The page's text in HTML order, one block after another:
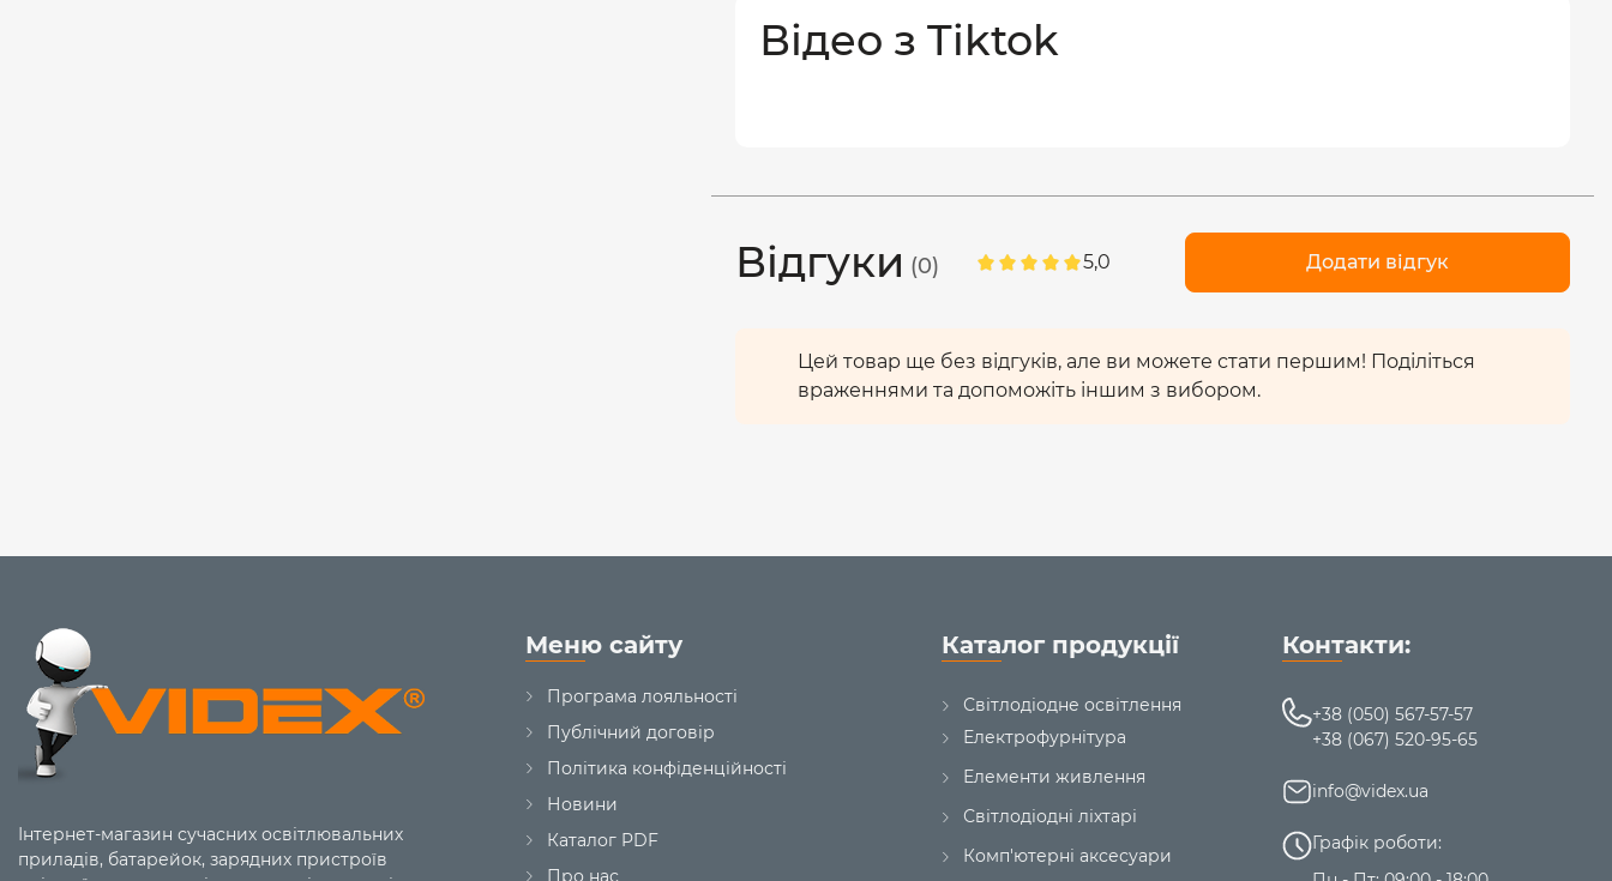
Відео з Tiktok
Відгуки (0) 5,0 Додати відгук
Цей товар ще без відгуків, але ви можете стати першим! Поділіться
враженнями та допоможіть іншим з вибором.
Інтернет-магазин сучасних освітлювальних
приладів, батарейок, зарядних пристроїв
Меню сайту
Програма лояльності
Публічний договір
Політика конфіденційності
Новини
Каталог PDF
Про нас
Каталог продукції
Світлодіодне освітлення
Електрофурнітура
Елементи живлення
Світлодіодні ліхтарі
Комп'ютерні аксесуари
Контакти:
+38 (050) 567-57-57
+38 (067) 520-95-65
info@videx.ua
Графік роботи: